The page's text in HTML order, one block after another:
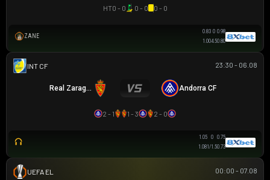
HT0 - 0 0 - 0 0 - 0
ZANE
0.83 0 0.98
0.984.50.83
GIAO HỮU CLB 23:30 - 06.08
Real Zaragoza Andorra CF
2 - 1 1 - 3 2 - 0
1.05 0
0.75
1.081/1.50.73
00:00 - 07.08